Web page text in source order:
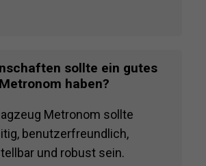
sollte ein gutes
haben?
Metronom sollte
benutzerfreundlich,
und robust sein.